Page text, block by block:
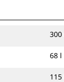
300
68 l
115